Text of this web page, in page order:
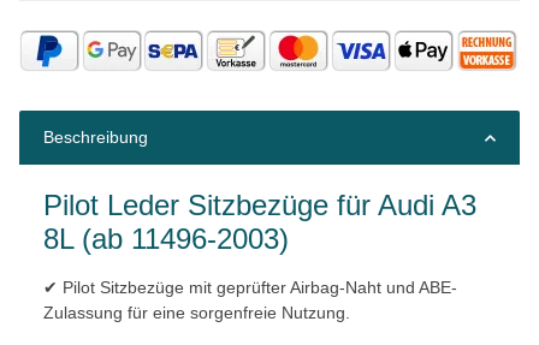
Beschreibung
Pilot Leder Sitzbezüge für Audi A3
8L (ab 11496-2003)
✔ Pilot Sitzbezüge mit geprüfter Airbag-Naht und ABE-
Zulassung für eine sorgenfreie Nutzung.